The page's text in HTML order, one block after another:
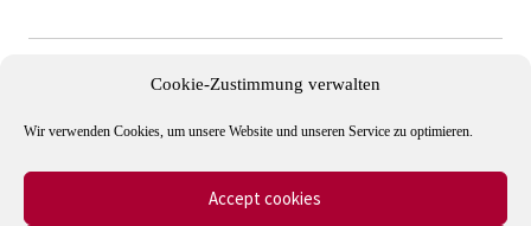
Cookie-Zustimmung verwalten
Wir verwenden Cookies, um unsere Website und unseren Service zu optimieren.
Accept cookies